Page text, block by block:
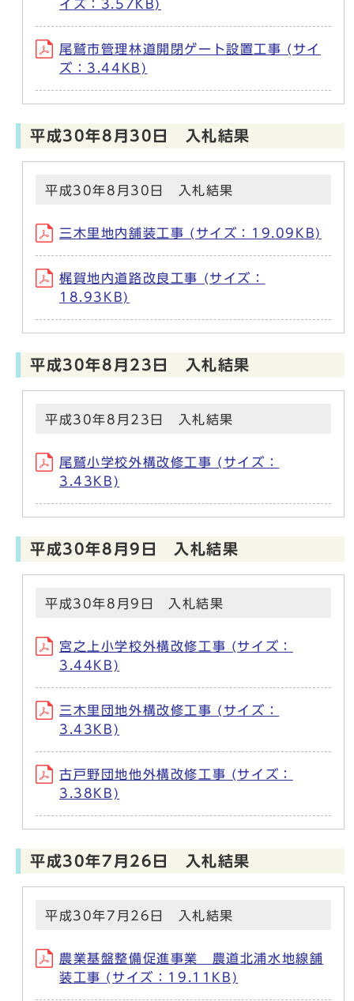
イズ：3.57KB)
尾鷲市管理林道開閉ゲート設置工事 (サイ
ズ：3.44KB)
平成30年8月30日 入札結果
平成30年8月30日 入札結果
三木里地内舗装工事 (サイズ：19.09KB)
梶賀地内道路改良工事 (サイズ：
18.93KB)
平成30年8月23日 入札結果
平成30年8月23日 入札結果
尾鷲小学校外構改修工事 (サイズ：
3.43KB)
平成30年8月9日 入札結果
平成30年8月9日 入札結果
宮之上小学校外構改修工事 (サイズ：
3.44KB)
三木里団地外構改修工事 (サイズ：
3.43KB)
古戸野団地他外構改修工事 (サイズ：
3.38KB)
平成30年7月26日 入札結果
平成30年7月26日 入札結果
農業基盤整備促進事業 農道北浦水地線舗
装工事 (サイズ：19.11KB)